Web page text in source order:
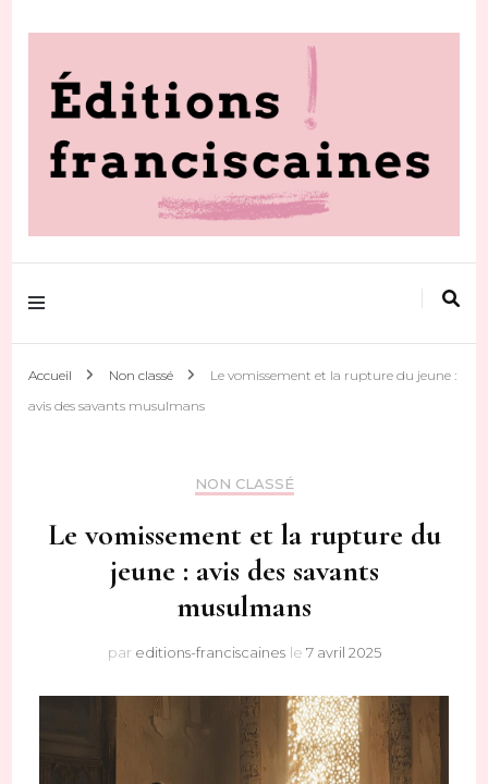
Editions
franciscaines
Votre actualité au quotidien
Accueil Non classé
Le vomissement et la rupture du jeune :
avis des savants musulmans
NON CLASSÉ
Le vomissement et la rupture du
jeune : avis des savants
musulmans
par editions-franciscaines le 7 avril 2025